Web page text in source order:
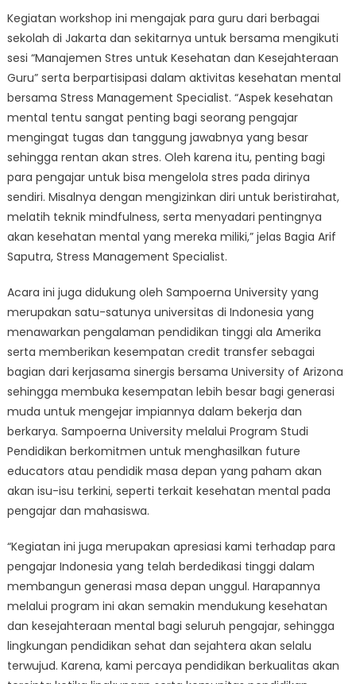
Kegiatan workshop ini mengajak para guru dari berbagai
sekolah di Jakarta dan sekitarnya untuk bersama mengikuti
sesi “Manajemen Stres untuk Kesehatan dan Kesejahteraan
Guru” serta berpartisipasi dalam aktivitas kesehatan mental
bersama Stress Management Specialist. “Aspek kesehatan
mental tentu sangat penting bagi seorang pengajar
mengingat tugas dan tanggung jawabnya yang besar
sehingga rentan akan stres. Oleh karena itu, penting bagi
para pengajar untuk bisa mengelola stres pada dirinya
sendiri. Misalnya dengan mengizinkan diri untuk beristirahat,
melatih teknik mindfulness, serta menyadari pentingnya
akan kesehatan mental yang mereka miliki,” jelas Bagia Arif
Saputra, Stress Management Specialist.
Acara ini juga didukung oleh Sampoerna University yang
merupakan satu-satunya universitas di Indonesia yang
menawarkan pengalaman pendidikan tinggi ala Amerika
serta memberikan kesempatan credit transfer sebagai
bagian dari kerjasama sinergis bersama University of Arizona
sehingga membuka kesempatan lebih besar bagi generasi
muda untuk mengejar impiannya dalam bekerja dan
berkarya. Sampoerna University melalui Program Studi
Pendidikan berkomitmen untuk menghasilkan future
educators atau pendidik masa depan yang paham akan
akan isu-isu terkini, seperti terkait kesehatan mental pada
pengajar dan mahasiswa.
“Kegiatan ini juga merupakan apresiasi kami terhadap para
pengajar Indonesia yang telah berdedikasi tinggi dalam
membangun generasi masa depan unggul. Harapannya
melalui program ini akan semakin mendukung kesehatan
dan kesejahteraan mental bagi seluruh pengajar, sehingga
lingkungan pendidikan sehat dan sejahtera akan selalu
terwujud. Karena, kami percaya pendidikan berkualitas akan